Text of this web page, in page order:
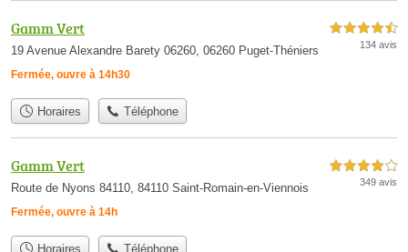
Gamm Vert
19 Avenue Alexandre Barety 06260, 06260 Puget-Théniers
Fermée, ouvre à 14h30
4,5 étoiles sur 5
134 avis
Horaires Téléphone
Gamm Vert
Route de Nyons 84110, 84110 Saint-Romain-en-Viennois
Fermée, ouvre à 14h
4,0 étoiles sur 5
349 avis
Horaires Téléphone